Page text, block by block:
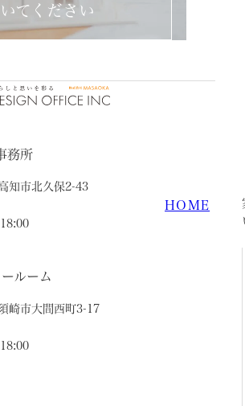
てください
務所
知市北久保2-43
ルーム
崎市大間西町3-17
HOME